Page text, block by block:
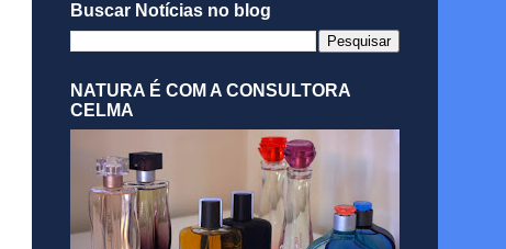
Buscar Notícias no blog
NATURA É COM A CONSULTORA
CELMA